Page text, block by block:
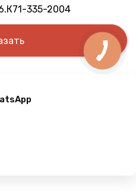
335-2004